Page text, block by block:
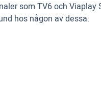
som TV6 och Viaplay
hos någon av dessa.